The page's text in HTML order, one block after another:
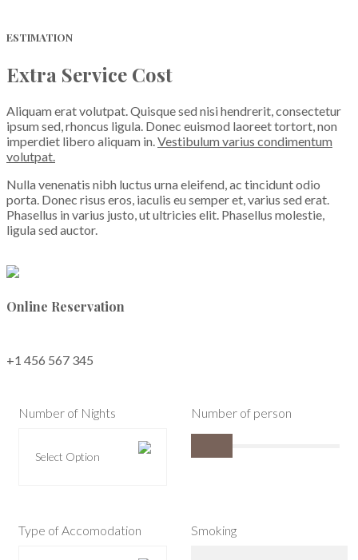
ESTIMATION
Extra Service Cost
Aliquam erat volutpat. Quisque sed nisi hendrerit, consectetur
ipsum sed, rhoncus ligula. Donec euismod laoreet tortort, non
imperdiet libero aliquam in.Vestibulum varius condimentum
volutpat.
Nulla venenatis nibh luctus urna eleifend, ac tincidunt odio
porta. Donec risus eros, iaculis eu semper et, varius sed erat.
Phasellus in varius justo, ut ultricies elit. Phasellus molestie,
ligula sed auctor.
Online Reservation
+1 456 567 345
Number of Nights
Select Option
Number of person
Type of Accomodation Smoking